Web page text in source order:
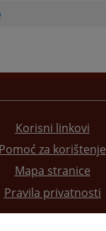
Korisni linkovi
Pomoć za korištenje
Mapa stranice
Pravila privatnosti